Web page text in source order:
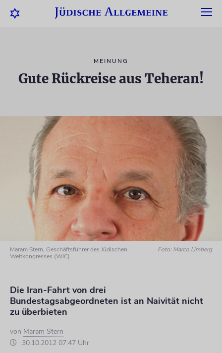
MEINUNG
Gute Rückreise aus Teheran!
Maram Stern, Geschäftsführer des Jüdischen
Weltkongresses (WJC)
Foto: Marco Limberg
Die Iran-Fahrt von drei
Bundestagsabgeordneten ist an Naivität nicht
zu überbieten
von Maram Stern
30.10.2012 07:47 Uhr